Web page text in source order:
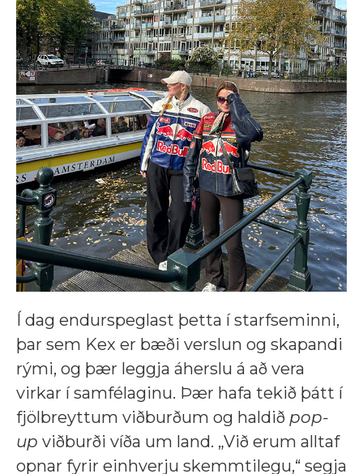
Í dag endurspeglast þetta í starfseminni,
þar sem Kex er bæði verslun og skapandi
rými, og þær leggja áherslu á að vera
virkar í samfélaginu. Þær hafa tekið þátt í
fjölbreyttum viðburðum og haldið pop-
up viðburði víða um land. „Við erum alltaf
opnar fyrir einhverju skemmtilegu,“ segja